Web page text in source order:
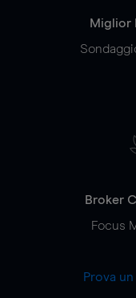
Miglior
Broker
Focus
Prova